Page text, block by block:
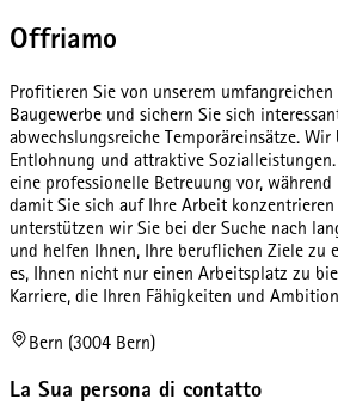
Offriamo
Profitieren Sie von unserem
Baugewerbe und sichern Sie sich
abwechslungsreiche Temporäreinsätze.
Entlohnung und attraktive
eine professionelle Betreuung vor, während
damit Sie sich auf Ihre Arbeit
unterstützen wir Sie bei der Suche nach
und helfen Ihnen, Ihre beruflichen Ziele zu
es, Ihnen nicht nur einen Arbeitsplatz zu
Karriere, die Ihren Fähigkeiten und
Bern (3004 Bern)
La Sua persona di contatto